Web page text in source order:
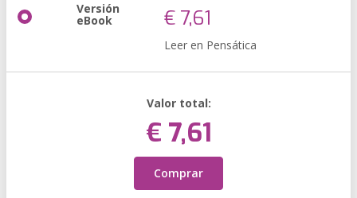
Versión
eBook € 7,61
Leer en Pensática
Valor total:
€ 7,61
Comprar